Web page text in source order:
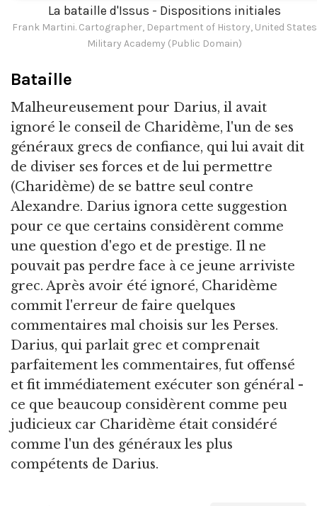
La bataille d'Issus - Dispositions initiales
Frank Martini. Cartographer, Department of History, United States
Military Academy (Public Domain)
Bataille
Malheureusement pour Darius, il avait
ignoré le conseil de Charidème, l'un de ses
généraux grecs de confiance, qui lui avait dit
de diviser ses forces et de lui permettre
(Charidème) de se battre seul contre
Alexandre. Darius ignora cette suggestion
pour ce que certains considèrent comme
une question d'ego et de prestige. Il ne
pouvait pas perdre face à ce jeune arriviste
grec. Après avoir été ignoré, Charidème
commit l'erreur de faire quelques
commentaires mal choisis sur les Perses.
Darius, qui parlait grec et comprenait
parfaitement les commentaires, fut offensé
et fit immédiatement exécuter son général -
ce que beaucoup considèrent comme peu
judicieux car Charidème était considéré
comme l'un des généraux les plus
compétents de Darius.